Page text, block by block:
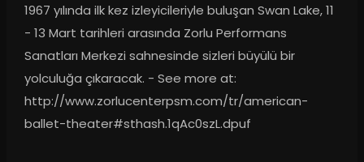
1967 yılında ilk kez izleyicileriyle buluşan Swan Lake, 11
- 13 Mart tarihleri arasında Zorlu Performans
Sanatları Merkezi sahnesinde sizleri büyülü bir
yolculuğa çıkaracak. - See more at:
http://www.zorlucenterpsm.com/tr/american-
ballet-theater#sthash.1qAc0szL.dpuf